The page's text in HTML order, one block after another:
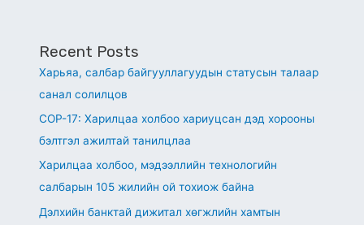
Recent Posts
Харьяа, салбар байгууллагуудын статусын талаар
санал солилцов
СОР-17: Харилцаа холбоо хариуцсан дэд хорооны
бэлтгэл ажилтай танилцлаа
Харилцаа холбоо, мэдээллийн технологийн
салбарын 105 жилийн ой тохиож байна
Дэлхийн банктай дижитал хөгжлийн хамтын